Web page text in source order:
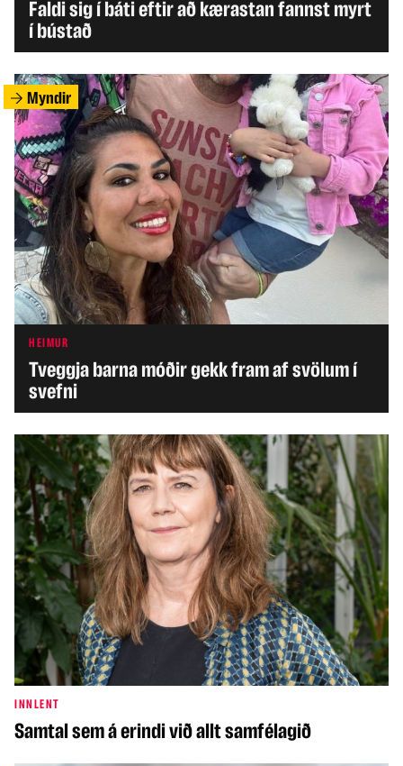
Faldi sig í báti eftir að kærastan fannst myrt
í bústað
Myndir
HEIMUR
Tveggja barna móðir gekk fram af svölum í
svefni
INNLENT
Samtal sem á erindi við allt samfélagið